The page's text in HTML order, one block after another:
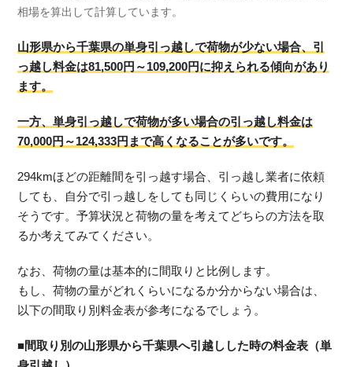
相場を算出して計算しています。
山形県から千葉県の単身引っ越しで荷物が少ない場合、引
っ越し料金は81,500円～109,200円に抑えられる傾向があり
ます。
一方、単身引っ越しで荷物が多い場合の引っ越し料金は
70,000円～124,333円まで高くなることが多いです。
294kmほどの距離間を引っ越す場合、引っ越し業者に依頼
しても、自分で引っ越しをしても同じくらいの費用になり
そうです。予算状況と荷物の量を考えてどちらの方法を取
るか考えてみてください。
なお、荷物の量は基本的に間取りと比例します。
もし、荷物の量がどれくらいになるか分からない場合は、
以下の間取り別料金表が参考になるでしょう。
■間取り別の山形県から千葉県へ引越しした時の料金表（単